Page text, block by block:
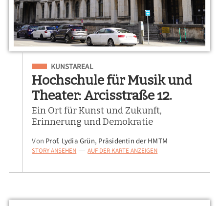
Eingeordnet unter
KUNSTAREAL
Hochschule für Musik und
Theater: Arcisstraße 12.
Ein Ort für Kunst und Zukunft,
Erinnerung und Demokratie
Von Prof. Lydia Grün, Präsidentin der HMTM
STORY ANSEHEN — AUF DER KARTE ANZEIGEN